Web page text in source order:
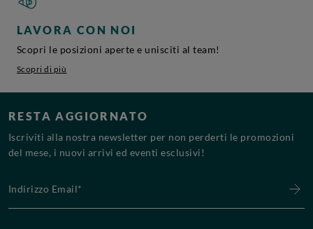
LAVORA CON NOI
Scopri le posizioni aperte e unisciti al team!
Scopri di più
RESTA AGGIORNATO
Iscriviti alla nostra newsletter per non perderti le promozioni
del mese, i nuovi arrivi ed eventi esclusivi!